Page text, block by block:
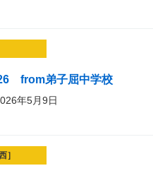
from弟子屈中学校
年5月9日
］